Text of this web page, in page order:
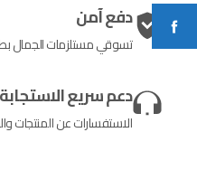
دفع آمن
تسوقي مستلزمات الجمال
دعم سريع الاستجابة
الاستفسارات عن المنتجات